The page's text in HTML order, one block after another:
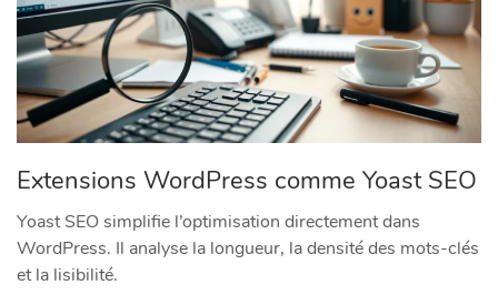
Extensions WordPress comme Yoast SEO
Yoast SEO simplifie l’optimisation directement dans
WordPress. Il analyse la longueur, la densité des mots-clés
et la lisibilité.